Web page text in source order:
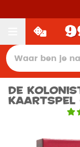
De
Kaartspel